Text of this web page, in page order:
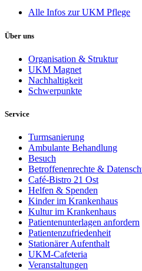
Alle Infos zur UKM Pflege
Über uns
Organisation & Struktur
UKM Magnet
Nachhaltigkeit
Schwerpunkte
Service
Turmsanierung
Ambulante Behandlung
Besuch
Betroffenenrechte &
Café-Bistro 21 Ost
Helfen & Spenden
Kinder im Krankenhaus
Kultur im Krankenhaus
Patientenunterlagen anfordern
Patientenzufriedenheit
Stationärer Aufenthalt
UKM-Cafeteria
Veranstaltungen